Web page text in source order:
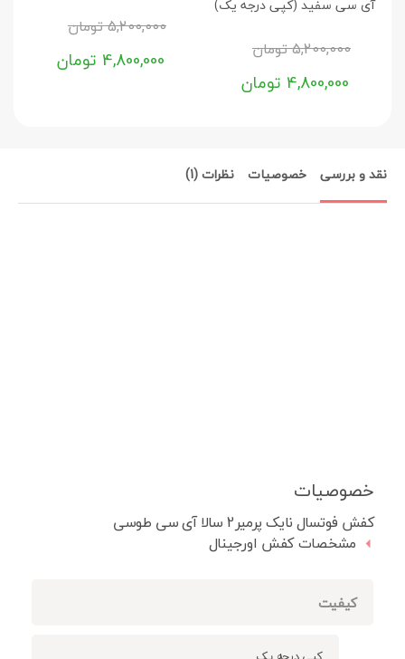
آی سی سفید (کپی درجه یک)
5,200,000تومان
4,800,000 تومان
5,200,000تومان
4,800,000 تومان
نقد و بررسی خصوصیات نظرات (1)
خصوصیات
کفش فوتسال نایک پرمیر2 سالا آی سی طوسی
مشخصات کفش اورجینال
کیفیت